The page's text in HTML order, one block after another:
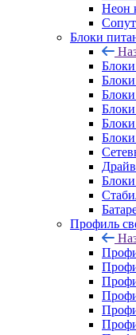
Неон
Блоки
Профиль